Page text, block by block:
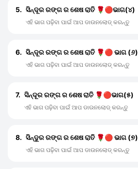
5. ସିନ୍ଦୂର ରଙ୍ଗ ର ଶେଷ ରାତି 🌹🔴ଭାଗ(୪)
ଏହି ଭାଗ ପଢ଼ିବା ପାଇଁ ଆପ ଡାଉନଲୋଡ୍ କରନ୍ତୁ
6. ସିନ୍ଦୂର ରଙ୍ଗ ର ଶେଷ ରାତି 🌹🔴 ଭାଗ (୬)
ଏହି ଭାଗ ପଢ଼ିବା ପାଇଁ ଆପ ଡାଉନଲୋଡ୍ କରନ୍ତୁ
7. ସିନ୍ଦୂର ରଙ୍ଗ ର ଶେଷ ରାତି 🌹🔴ଭାଗ(୫)
ଏହି ଭାଗ ପଢ଼ିବା ପାଇଁ ଆପ ଡାଉନଲୋଡ୍ କରନ୍ତୁ
8. ସିନ୍ଦୁର ରଙ୍ଗ ର ଶେଷ ରାତି 🌹🔴 ଭାଗ (୭)
ଏହି ଭାଗ ପଢ଼ିବା ପାଇଁ ଆପ ଡାଉନଲୋଡ୍ କରନ୍ତୁ